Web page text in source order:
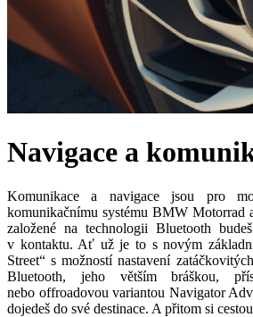
Navigace a
Komunikace a navigace jsou pro
komunikačnímu systému BMW Motorrad
založené na technologii Bluetooth
v kontaktu. Ať už je to s novým
Street“ s možností nastavení
Bluetooth, jeho větším bráškou,
nebo offroadovou variantou Navigator
dojedeš do své destinace. A přitom si